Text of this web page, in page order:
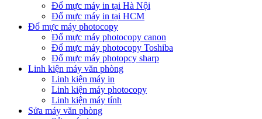
Đổ mực máy in tại Hà Nội
Đổ mực máy in tại HCM
Đổ mực máy photocopy
Đổ mực máy photocopy canon
Đổ mực máy photocopy Toshiba
Đổ mực máy photopcy sharp
Linh kiện máy văn phòng
Linh kiện máy in
Linh kiện máy photocopy
Linh kiện máy tính
Sửa máy văn phòng